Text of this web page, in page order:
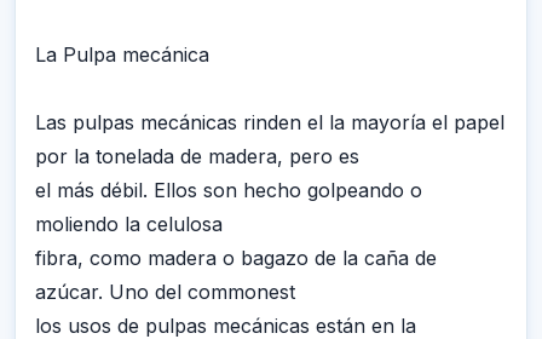
La Pulpa mecánica
Las pulpas mecánicas rinden el la mayoría el papel
por la tonelada de madera, pero es
el más débil. Ellos son hecho golpeando o
moliendo la celulosa
fibra, como madera o bagazo de la caña de
azúcar. Uno del commonest
los usos de pulpas mecánicas están en la